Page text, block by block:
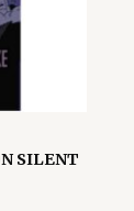
SILENT